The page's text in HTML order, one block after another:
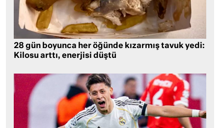
28 gün boyunca her öğünde kızarmış tavuk yedi:
Kilosu arttı, enerjisi düştü